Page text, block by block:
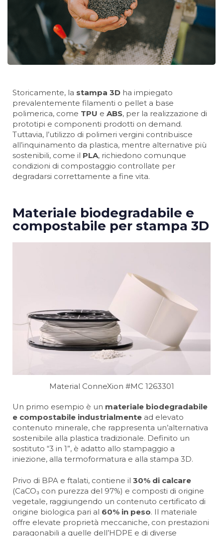
Storicamente, la stampa 3D ha impiegato
prevalentemente filamenti o pellet a base
polimerica, come TPU e ABS, per la realizzazione di
prototipi e componenti prodotti on demand.
Tuttavia, l’utilizzo di polimeri vergini contribuisce
all’inquinamento da plastica, mentre alternative più
sostenibili, come il PLA, richiedono comunque
condizioni di compostaggio controllate per
degradarsi correttamente a fine vita.
Materiale biodegradabile e
compostabile per stampa 3D
Material ConneXion #MC 1263301
Un primo esempio è un materiale biodegradabile
e compostabile industrialmente ad elevato
contenuto minerale, che rappresenta un’alternativa
sostenibile alla plastica tradizionale. Definito un
sostituto “3 in 1”, è adatto allo stampaggio a
iniezione, alla termoformatura e alla stampa 3D.
Privo di BPA e ftalati, contiene il 30% di calcare
(CaCO₃ con purezza del 97%) e composti di origine
vegetale, raggiungendo un contenuto certificato di
origine biologica pari al 60% in peso. Il materiale
offre elevate proprietà meccaniche, con prestazioni
paragonabili a quelle dell’HDPE e di diverse